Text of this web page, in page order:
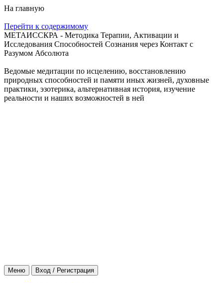
На главную
Перейти к содержимому
МЕТАИССКРА - Методика Терапии, Активации и
Исследования Способностей Сознания через Контакт с
Разумом Абсолюта
Ведомые медитации по исцелению, восстановлению
природных способностей и памяти иных жизней, духовные
практики, эзотерика, альтернативная история, изучение
реальности и наших возможностей в ней
Меню Вход / Регистрация